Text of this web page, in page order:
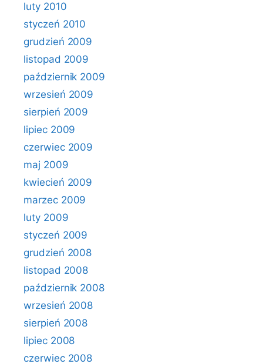
luty 2010
styczeń 2010
grudzień 2009
listopad 2009
październik 2009
wrzesień 2009
sierpień 2009
lipiec 2009
czerwiec 2009
maj 2009
kwiecień 2009
marzec 2009
luty 2009
styczeń 2009
grudzień 2008
listopad 2008
październik 2008
wrzesień 2008
sierpień 2008
lipiec 2008
czerwiec 2008